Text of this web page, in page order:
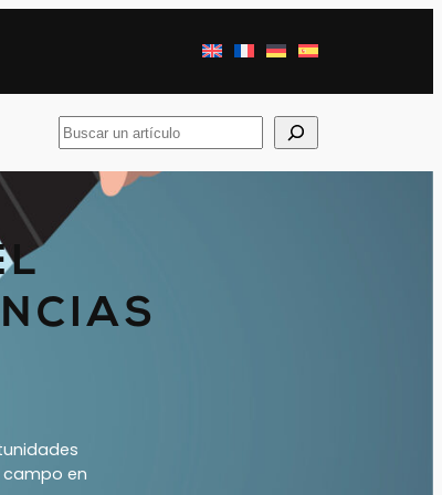
Busca
en
campo en